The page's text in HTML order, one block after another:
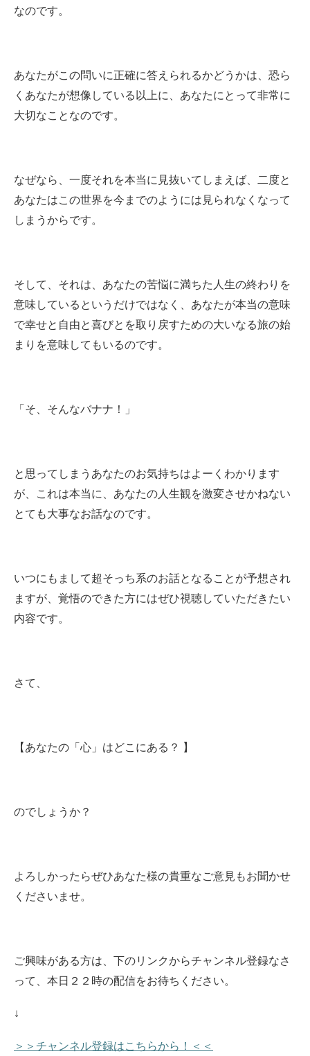
なのです。
あなたがこの問いに正確に答えられるかどうかは、恐ら
くあなたが想像している以上に、あなたにとって非常に
大切なことなのです。
なぜなら、一度それを本当に見抜いてしまえば、二度と
あなたはこの世界を今までのようには見られなくなって
しまうからです。
そして、それは、あなたの苦悩に満ちた人生の終わりを
意味しているというだけではなく、あなたが本当の意味
で幸せと自由と喜びとを取り戻すための大いなる旅の始
まりを意味してもいるのです。
「そ、そんなバナナ！」
と思ってしまうあなたのお気持ちはよーくわかります
が、これは本当に、あなたの人生観を激変させかねない
とても大事なお話なのです。
いつにもまして超そっち系のお話となることが予想され
ますが、覚悟のできた方にはぜひ視聴していただきたい
内容です。
さて、
【あなたの「心」はどこにある？ 】
のでしょうか？
よろしかったらぜひあなた様の貴重なご意見もお聞かせ
くださいませ。
ご興味がある方は、下のリンクからチャンネル登録なさ
って、本日２２時の配信をお待ちください。
↓
＞＞チャンネル登録はこちらから！＜＜